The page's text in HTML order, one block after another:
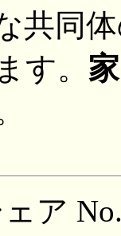
共同
す。
ア